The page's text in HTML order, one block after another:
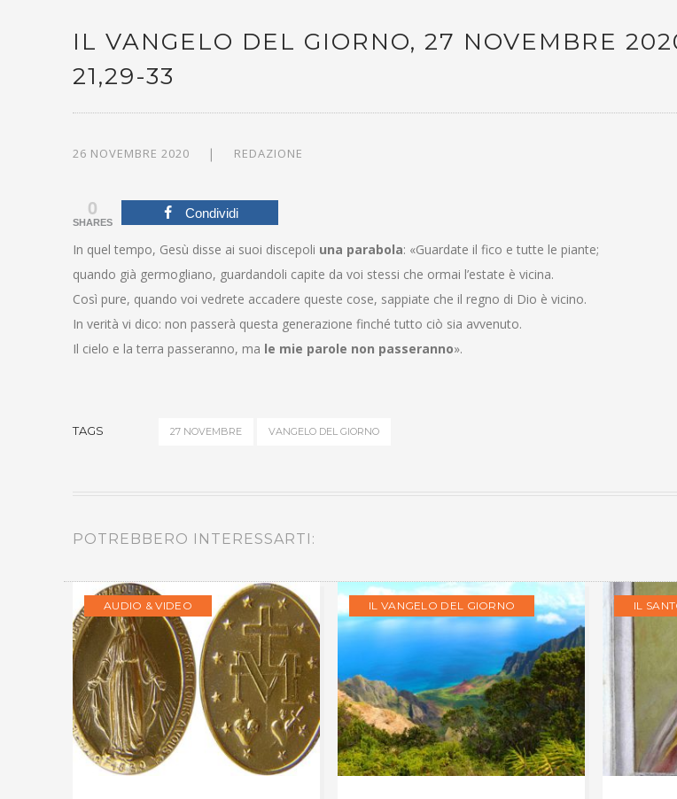
IL VANGELO DEL GIORNO, 27 NOVEMBRE
21,29-33
26 NOVEMBRE 2020 REDAZIONE
0
SHARES
Condividi
In quel tempo, Gesù disse ai suoi discepoli una parabola: «Guardate il fico e tutte le piante;
quando già germogliano, guardandoli capite da voi stessi che ormai l’estate è vicina.
Così pure, quando voi vedrete accadere queste cose, sappiate che il regno di Dio è vicino.
In verità vi dico: non passerà questa generazione finché tutto ciò sia avvenuto.
Il cielo e la terra passeranno, ma le mie parole non passeranno».
TAGS 27 NOVEMBRE VANGELO DEL GIORNO
POTREBBERO INTERESSARTI:
AUDIO & VIDEO IL VANGELO DEL GIORNO IL